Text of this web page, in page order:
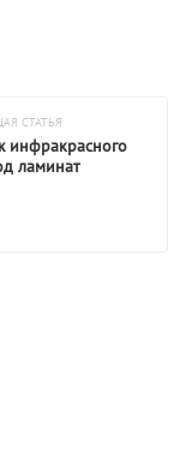
СТАТЬЯ
инфракрасного
ламинат